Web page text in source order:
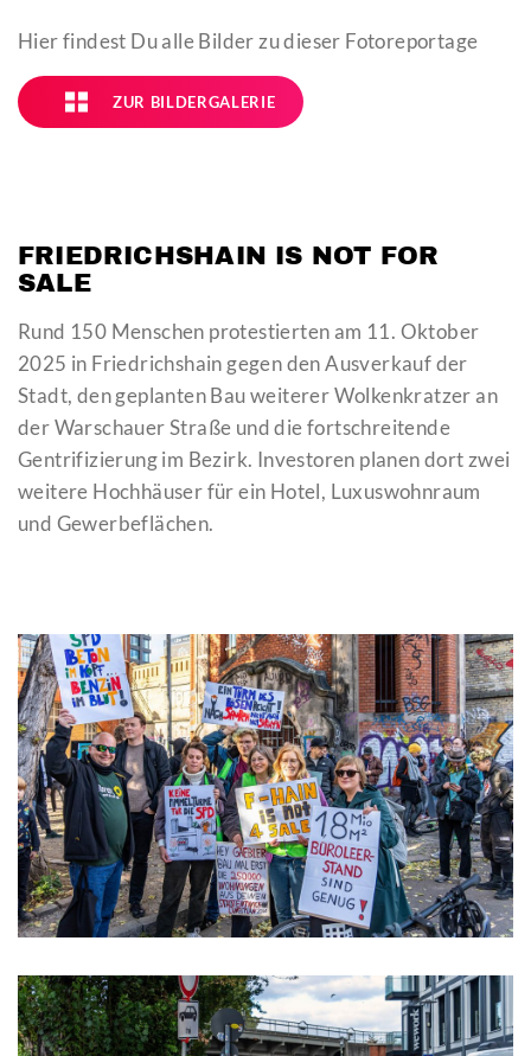
Hier findest Du alle Bilder zu dieser Fotoreportage
ZUR BILDERGALERIE
FRIEDRICHSHAIN IS NOT FOR
SALE
Rund 150 Menschen protestierten am 11. Oktober
2025 in Friedrichshain gegen den Ausverkauf der
Stadt, den geplanten Bau weiterer Wolkenkratzer an
der Warschauer Straße und die fortschreitende
Gentrifizierung im Bezirk. Investoren planen dort zwei
weitere Hochhäuser für ein Hotel, Luxuswohnraum
und Gewerbeflächen.